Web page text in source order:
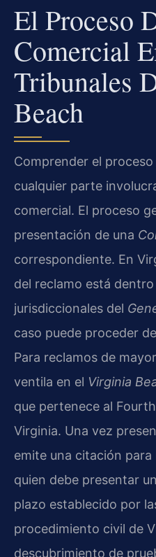
El Proceso
Comercial
Tribunales
Beach
Comprender el
cualquier parte
comercial. El proceso
presentación de una
correspondiente. En
del reclamo está
jurisdiccionales del
caso puede proceder
Para reclamos de
ventila en el Virginia
que pertenece al
Virginia. Una vez
emite una citación
quien debe presentar
plazo establecido por
procedimiento civil de
descubrimiento de